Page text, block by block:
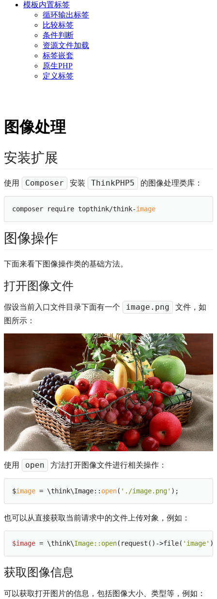
模板内置标签
循环输出标签
比较标签
条件判断
资源文件加载
标签嵌套
原生PHP
定义标签
图像处理
安装扩展
使用 Composer 安装 ThinkPHP5 的图像处理类库：
composer require topthink/think-image
图像操作
下面来看下图像操作类的基础方法。
打开图像文件
假设当前入口文件目录下面有一个 image.png
文件，如
图所示：
使用 open 方法打开图像文件进行相关操作：
$image = \think\Image:: open( './image.png'
也可以从直接获取当前请求中的文件上传对象，例如：
$image = \think\Image: :open(request()->file( 'image'
获取图像信息
可以获取打开图片的信息，包括图像大小、类型等，例如：